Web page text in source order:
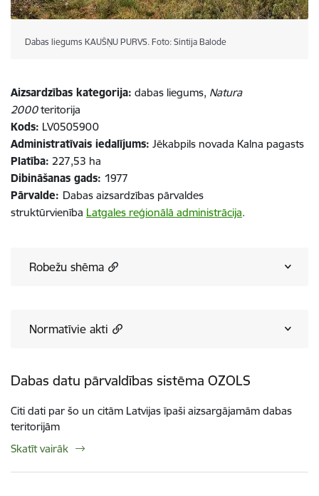
Dabas liegums KAUŠŅU PURVS. Foto: Sintija Balode
Aizsardzības kategorija: dabas liegums, Natura
2000teritorija
Kods: LV0505900
Administratīvais iedalījums: Jēkabpils novada Kalna pagasts
Platība: 227,53 ha
Dibināšanas gads: 1977
Pārvalde: Dabas aizsardzības pārvaldes
struktūrvienība Latgales reģionālā administrācija.
Robežu shēma
Normatīvie akti
Dabas datu pārvaldības sistēma OZOLS
Citi dati par šo un citām Latvijas īpaši aizsargājamām dabas
teritorijām
Skatīt vairāk